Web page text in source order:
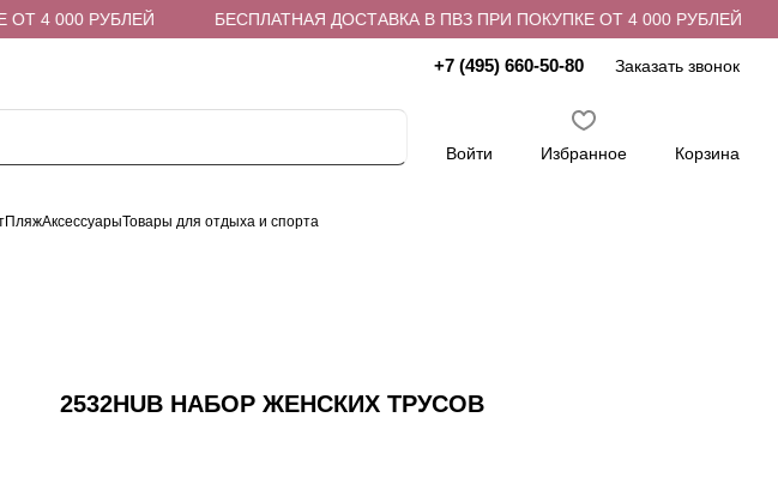
4 000 РУБЛЕЙ БЕСПЛАТНАЯ ДОСТАВКА В ПВЗ ПРИ ПОКУПКЕ ОТ 4 000 РУБЛЕЙ
+7 (495) 660-50-80 Заказать звонок
Войти Избранное Корзина
ПляжАксессуарыТовары для отдыха и спорта
2532HUB НАБОР ЖЕНСКИХ ТРУСОВ